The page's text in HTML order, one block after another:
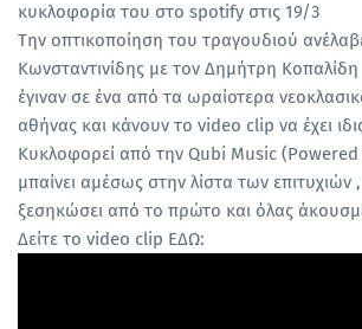
κυκλοφορία του στο spotify στις 19/3
Την οπτικοποίηση του τραγουδιού
Κωνσταντινίδης με τον Δημήτρη
έγιναν σε ένα από τα ωραίοτερα
αθήνας και κάνουν το video clip να έχει
Κυκλοφορεί από την Qubi Music (Powered
μπαίνει αμέσως στην λίστα των επιτυχιών
ξεσηκώσει από το πρώτο και όλας
Δείτε το video clip ΕΔΩ: